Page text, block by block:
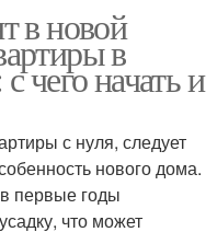
в новой
в
чего начать и
с нуля, следует
нового дома.
первые годы
что может